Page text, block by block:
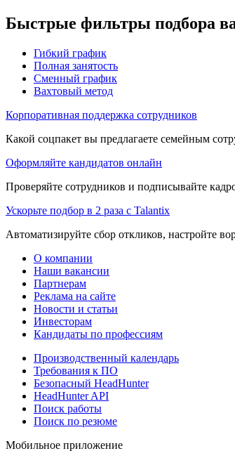
Быстрые фильтры подбора
Гибкий график
Полная занятость
Сменный график
Вахтовый метод
Корпоративная поддержка сотрудников
Какой соцпакет вы предлагаете семейным
Оформляйте кандидатов онлайн
Проверяйте сотрудников и подписывайте
Ускорьте подбор в 2 раза с Talantix
Автоматизируйте сбор откликов, настройте
О компании
Наши вакансии
Партнерам
Реклама на сайте
Новости и статьи
Инвесторам
Кандидаты по профессиям
Производственный календарь
Требования к ПО
Безопасный HeadHunter
HeadHunter API
Поиск работы
Поиск по резюме
Мобильное приложение